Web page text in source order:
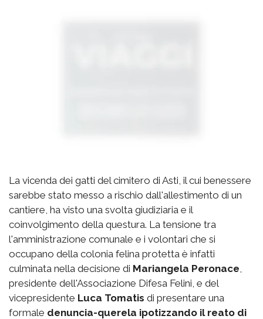
La vicenda dei gatti del cimitero di Asti, il cui benessere
sarebbe stato messo a rischio dall'allestimento di un
cantiere, ha visto una svolta giudiziaria e il
coinvolgimento della questura. La tensione tra
l'amministrazione comunale e i volontari che si
occupano della colonia felina protetta è infatti
culminata nella decisione di Mariangela Peronace
presidente dell'Associazione Difesa Felini, e del
vicepresidente Luca Tomatis di presentare una
formale denuncia-querela ipotizzando il reato di